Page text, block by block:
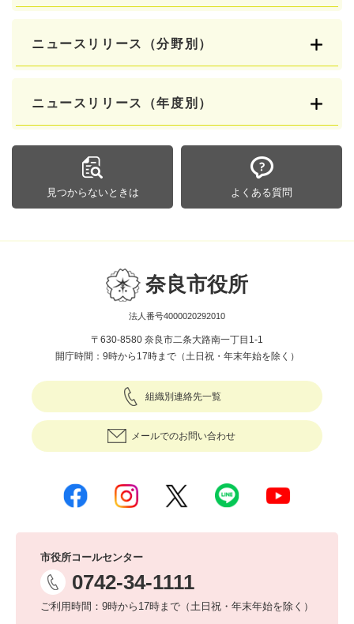
ニュースリリース（分野別）
ニュースリリース（年度別）
見つからないときは よくある質問
奈良市役所
法人番号4000020292010
〒630-8580 奈良市二条大路南一丁目1-1
開庁時間：9時から17時まで（土日祝・年末年始を除く）
組織別連絡先一覧
メールでのお問い合わせ
市役所コールセンター
0742-34-1111
ご利用時間：9時から17時まで（土日祝・年末年始を除く）